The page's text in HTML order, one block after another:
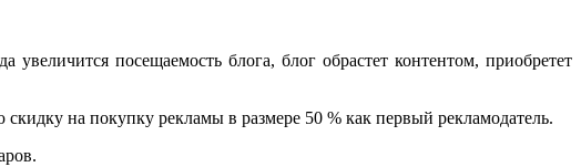
посещаемость блога, блог обрастет контентом, приобретет
на покупку рекламы в размере 50 % как первый рекламодатель.